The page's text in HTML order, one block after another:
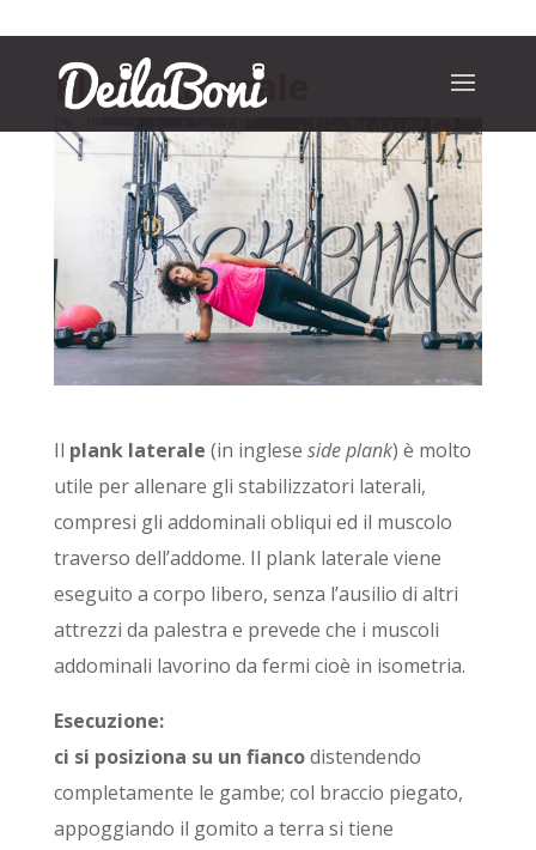
Plank Laterale
Il plank laterale (in inglese side plank) è molto
utile per allenare gli stabilizzatori laterali,
compresi gli addominali obliqui ed il muscolo
traverso dell’addome. Il plank laterale viene
eseguito a corpo libero, senza l’ausilio di altri
attrezzi da palestra e prevede che i muscoli
addominali lavorino da fermi cioè in isometria.
Esecuzione:
ci si posiziona su un fiancodistendendo
completamente le gambe; col braccio piegato,
appoggiando il gomito a terra si tiene